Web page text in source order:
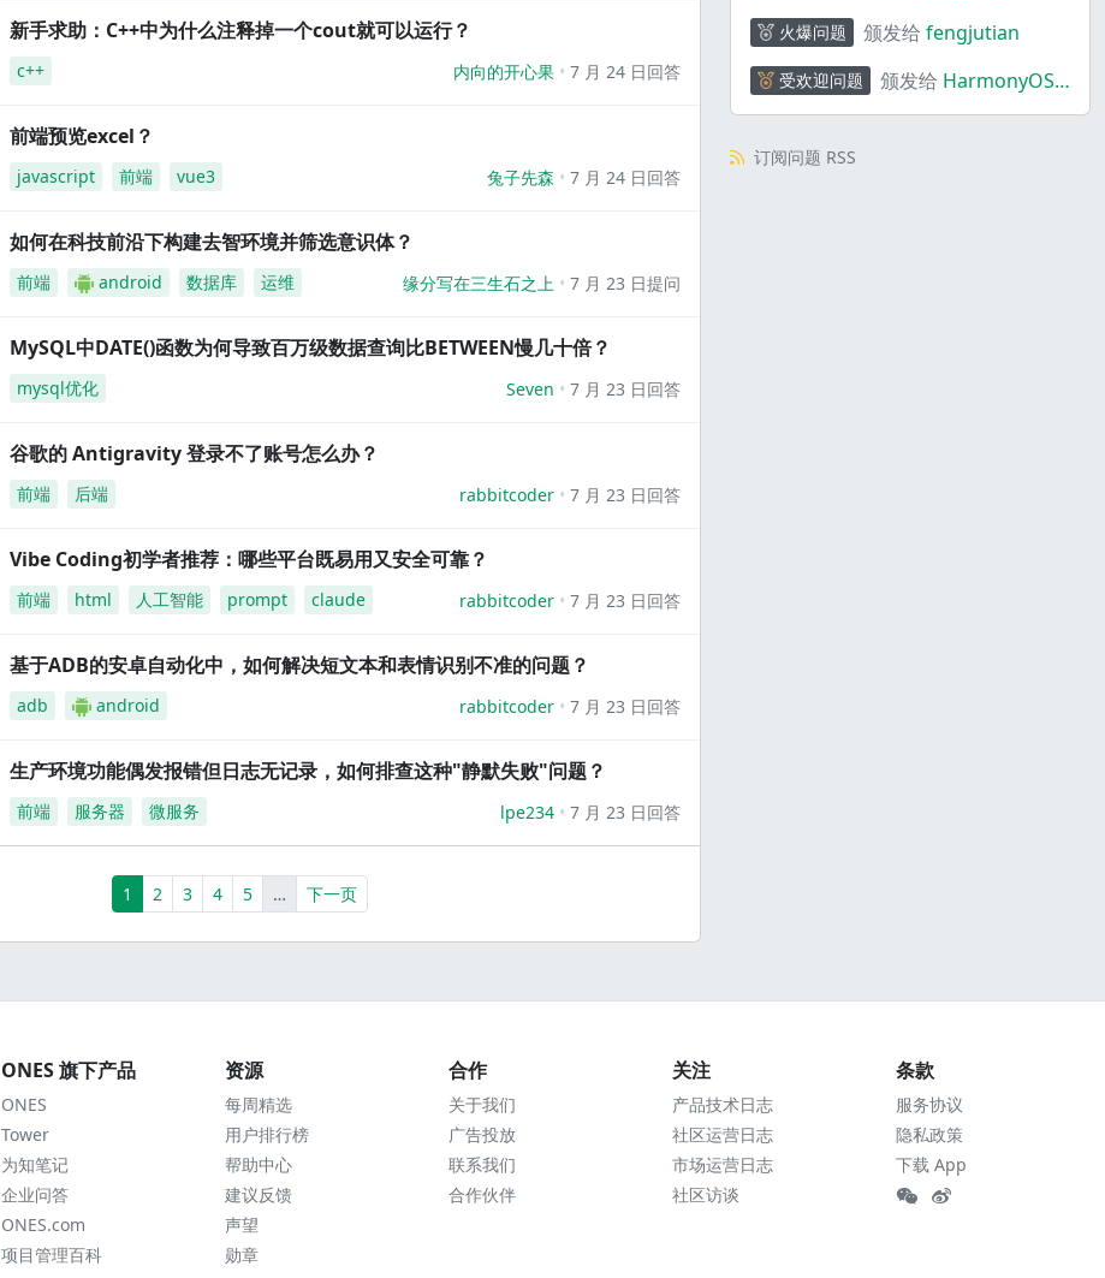
新手求助：C++中为什么注释掉一个cout就可以运行？
c++ 内向的开心果 7 月 24 日回答
前端预览excel？
javascript 前端 vue3 兔子先森 7 月 24 日回答
如何在科技前沿下构建去智环境并筛选意识体？
前端 android 数据库 运维 缘分写在三生石之上 7 月 23 日提问
MySQL中DATE()函数为何导致百万级数据查询比BETWEEN慢几十倍？
mysql优化 Seven 7 月 23 日回答
谷歌的 Antigravity 登录不了账号怎么办？
前端 后端 rabbitcoder 7 月 23 日回答
Vibe Coding初学者推荐：哪些平台既易用又安全可靠？
前端 html 人工智能 prompt claude rabbitcoder 7 月 23 日回答
基于ADB的安卓自动化中，如何解决短文本和表情识别不准的问题？
adb android rabbitcoder 7 月 23 日回答
生产环境功能偶发报错但日志无记录，如何排查这种"静默失败"问题？
前端 服务器 微服务 lpe234 7 月 23 日回答
1 (current)
2 3 4 5 …More下一页
火爆问题 颁发给 fengjutian
受欢迎问题 颁发给 HarmonyOS
码上奇行
订阅问题 RSS
ONES 旗下产品
ONES
Tower
为知笔记
企业问答
ONES.com
项目管理百科
资源
每周精选
用户排行榜
帮助中心
建议反馈
声望
勋章
合作
关于我们
广告投放
联系我们
合作伙伴
关注
产品技术日志
社区运营日志
市场运营日志
社区访谈
条款
服务协议
隐私政策
下载 App